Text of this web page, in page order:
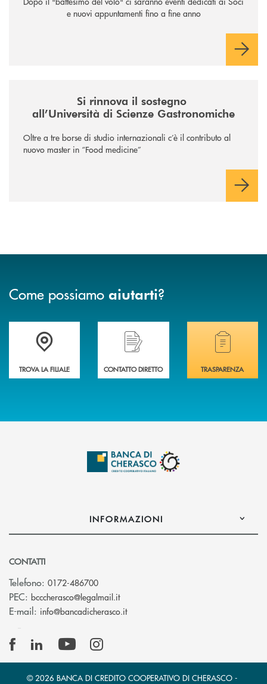
e nuovi appuntamenti fino a fine anno
Si rinnova il sostegno
all’Università di Scienze Gastronomiche
Oltre a tre borse di studio internazionali c’è il contributo al
nuovo master in “Food medicine”
Come possiamo aiutarti?
Accedi all' elenco completo delle filiali .
TROVA LA FILIALE
Hai bisogno di assistenza immediata?
CONTATTO DIRETTO
Hai bisogno di
TRASPARENZA
INFORMAZIONI
CONTATTI
Telefono: 0172-486700
PEC: bcccherasco@legalmail.it(si apre l’app di posta elettronica)
E-mail: info@bancadicherasco.it(si apre l’app di posta elettronica)
© 2026 BANCA DI CREDITO COOPERATIVO DI CHERASCO -